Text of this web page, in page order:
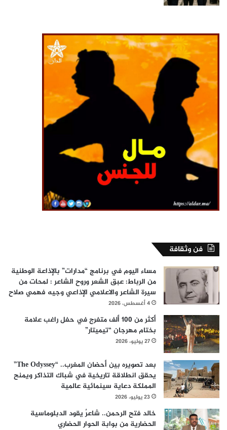
فن وثقافة
مساء اليوم في برنامج “مدارات” بالإذاعة الوطنية
من الرباط: عبق الشعر وروح الشاعر : لمحات من
سيرة الشاعر والاعلامي الإذاعي وجيه فهمي صلاح
4 أغسطس، 2026
أكثر من 100 ألف متفرج في حفل راغب علامة
بختام مهرجان “تيميتار”
27 يوليو، 2026
بعد تصويره بين أحضان المغرب.. “The Odyssey”
يحقق انطلاقة تاريخية في شباك التذاكر ويمنح
المملكة دعاية سينمائية عالمية
23 يوليو، 2026
خالد فتح الرحمن.. شاعرٌ يقود الدبلوماسية
الحضارية من بوابة الحوار الحضاري